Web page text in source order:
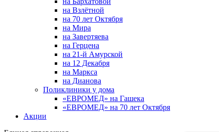
на Взлётной
на 70 лет Октября
на Мира
на Завертяева
на Герцена
на 21-й Амурской
на 12 Декабря
на Маркса
на Дианова
Поликлиники у дома
«ЕВРОМЕД» на Гашека
«ЕВРОМЕД» на 70 лет Октября
Акции